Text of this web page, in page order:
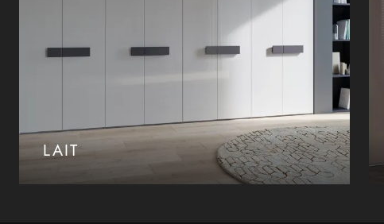
LAIT